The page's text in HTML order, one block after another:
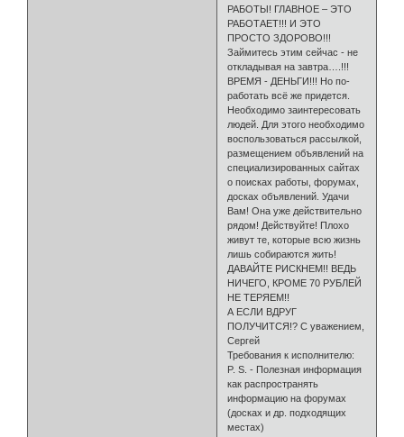
РАБОТЫ! ГЛАВНОЕ – ЭТО
РАБОТАЕТ!!! И ЭТО
ПРОСТО ЗДОРОВО!!!
Займи­тесь этим сейчас - не
откладывая на завтра….!!!
ВРЕМЯ - ДЕНЬГИ!!! Но по­
работать всё же придется.
Необходимо заинтересовать
людей. Для этого необходимо
воспользоваться рассылкой,
размещением объявлений на
спе­циализированных сайтах
о поисках работы, форумах,
досках объявлений. Удачи
Вам! Она уже действительно
рядом! Действуйте! Плохо
живут те, ко­торые всю жизнь
лишь собираются жить!
ДАВАЙТЕ РИСКНЕМ!! ВЕДЬ
НИ­ЧЕГО, КРОМЕ 70 РУБЛЕЙ
НЕ ТЕРЯЕМ!!
А ЕСЛИ ВДРУГ
ПОЛУЧИТСЯ!? С уважением,
Сергей
Требования к исполнителю:
P. S. - Полезная информация
как распространять
информацию на форумах
(досках и др. подходящих
местах)